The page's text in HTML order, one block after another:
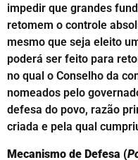
impedir que grandes
retomem o controle
mesmo que seja eleito
poderá ser feito para
no qual o Conselho da
nomeados pelo
defesa do povo, razão
criada e pela qual
Mecanismo de Defesa (